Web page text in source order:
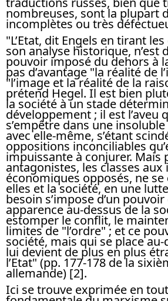
nombreuses, sont la plupart
incomplètes ou très
"L’Etat, dit Engels en tirant
son analyse historique, n’est
pouvoir imposé du dehors à
pas d’avantage "la réalité de
"l’image et la réalité de la
prétend Hegel. Il est bien
la société à un stade
développement ; il est l’aveu
s’empêtre dans une
avec elle-même, s’étant
oppositions inconciliables
impuissante à conjurer. Mais
antagonistes, les classes aux
économiques opposés, ne
elles et la société, en une
besoin s’impose d’un
apparence au-dessus de la
estomper le conflit, le
limites de "l’ordre" ; et ce
société, mais qui se place au-
lui devient de plus en plus
l’Etat" (pp. 177-178 de la
allemande) [2].
Ici se trouve exprimée en